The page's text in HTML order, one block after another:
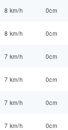
8 km/h 0cm
8 km/h 0cm
7 km/h 0cm
7 km/h 0cm
7 km/h 0cm
7 km/h 0cm